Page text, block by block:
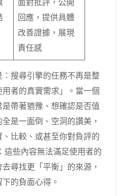
面對批評，公開
回應，提供具體
改善證據，展現
責任感
搜尋引擎的任務不再是整
者的真實需求」。當一個
帶著猶豫、想確認是否值
是一面倒、空洞的讚美，
比較、或甚至你對負評的
這些內容無法滿足使用者的
尋找更「平衡」的來源，
的負面心得。